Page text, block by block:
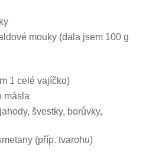
mouky (dala jsem 100 g
1 celé vajíčko)
másla
švestky, borůvky,
(příp. tvarohu)